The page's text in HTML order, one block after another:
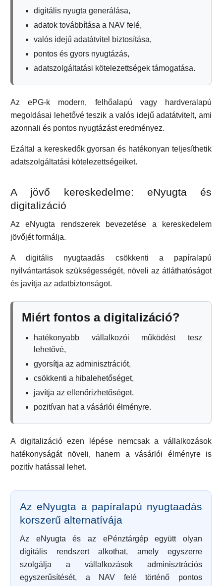
digitális nyugta generálása,
adatok továbbítása a NAV felé,
valós idejű adatátvitel biztosítása,
pontos és gyors nyugtázás,
adatszolgáltatási kötelezettségek támogatása.
Az ePG-k modern, felhőalapú vagy hardveralapú
megoldásai lehetővé teszik a valós idejű adatátvitelt, ami
azonnali és pontos nyugtázást eredményez.
Ezáltal a kereskedők gyorsan és hatékonyan teljesíthetik
adatszolgáltatási kötelezettségeiket.
A jövő kereskedelme: eNyugta és
digitalizáció
Az eNyugta rendszerek bevezetése a kereskedelem
jövőjét formálja.
A digitális nyugtaadás csökkenti a papíralapú
nyilvántartások szükségességét, növeli az átláthatóságot
és javítja az adatbiztonságot.
Miért fontos a digitalizáció?
hatékonyabb vállalkozói működést tesz
lehetővé,
gyorsítja az adminisztrációt,
csökkenti a hibalehetőséget,
javítja az ellenőrizhetőséget,
pozitívan hat a vásárlói élményre.
A digitalizáció ezen lépése nemcsak a vállalkozások
hatékonyságát növeli, hanem a vásárlói élményre is
pozitív hatással lehet.
Az eNyugta a papíralapú nyugtaadás
korszerű alternatívája
Az eNyugta és az ePénztárgép együtt olyan
digitális rendszert alkothat, amely egyszerre
szolgálja a vállalkozások adminisztrációs
egyszerűsítését, a NAV felé történő pontos